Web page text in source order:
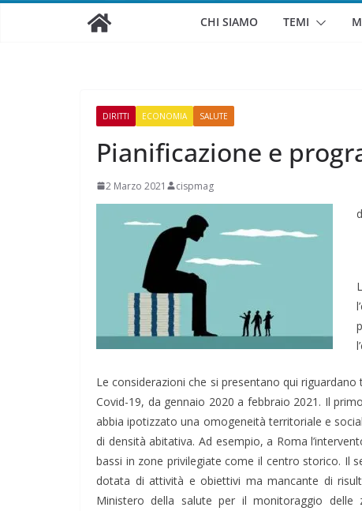
CHI SIAMO TEMI
DIRITTI ECONOMIA SALUTE
Pianificazione e
2 Marzo 2021 cispmag
Le considerazioni che si presentano qui
Covid-19, da gennaio 2020 a febbraio 2021. Il
abbia ipotizzato una omogeneità territoriale e
di densità abitativa. Ad esempio, a Roma
bassi in zone privilegiate come il centro storico. Il
dotata di attività e obiettivi ma mancante di
Ministero della salute per il monitoraggio delle